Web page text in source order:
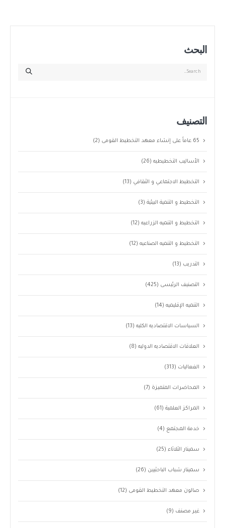
البحث
التصنيف
65 عاماً على إنشاء معهد التخطيط القومى (2)
الأساليب التخطيطيه(26)
التخطيط الاجتماعي و الثقافي (13)
التخطيط و التنمية البيئية(3)
التخطيط و التنميه الزراعيه(12)
التخطيط و التنميه الصناعيه(12)
التدريب (13)
التصنيف الرئيسى (425)
التنميه الإقليميه(14)
السياسات الاقتصاديه الكليه(13)
العلاقات الاقتصاديه الدوليه(8)
الفعاليات (313)
المحاضرات المتميزة (7)
المراكز العلمية(61)
خدمة المجتمع (4)
سمينار الثلاثاء(25)
سمينار شباب الباحثيين (26)
صالون معهد التخطيط القومى (12)
غير مصنف (9)